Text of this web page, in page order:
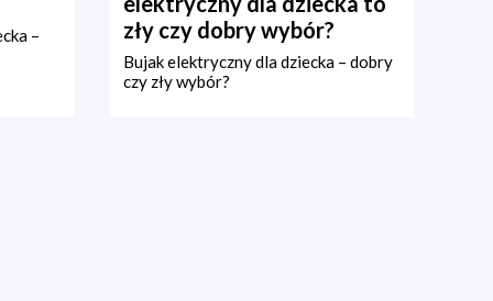
–
zły czy dobry wybór?
Bujak elektryczny dla dziecka – dobry
czy zły wybór?